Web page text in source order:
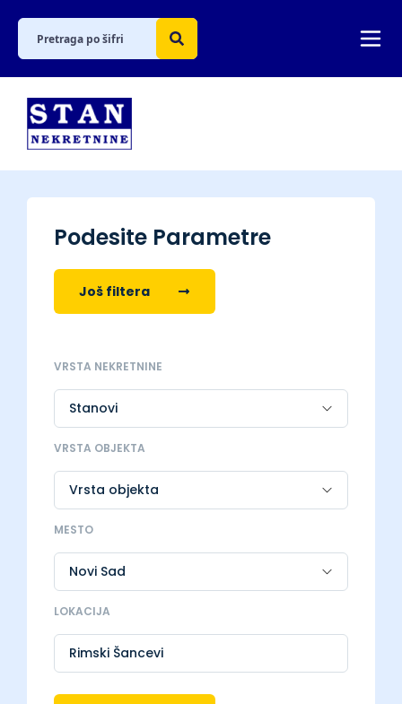
Podesite Parametre
Još filtera
VRSTA NEKRETNINE
VRSTA OBJEKTA
MESTO
LOKACIJA
Rimski Šancevi